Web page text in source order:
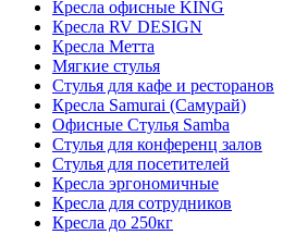
Кресла офисные KING
Кресла RV DESIGN
Кресла Метта
Мягкие стулья
Стулья для кафе и ресторанов
Кресла Samurai (Самурай)
Офисные Стулья Samba
Стулья для конференц залов
Стулья для посетителей
Кресла эргономичные
Кресла для сотрудников
Кресла до 250кг